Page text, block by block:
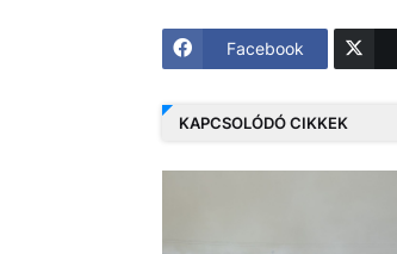
Facebook
KAPCSOLÓDÓ CIKKEK